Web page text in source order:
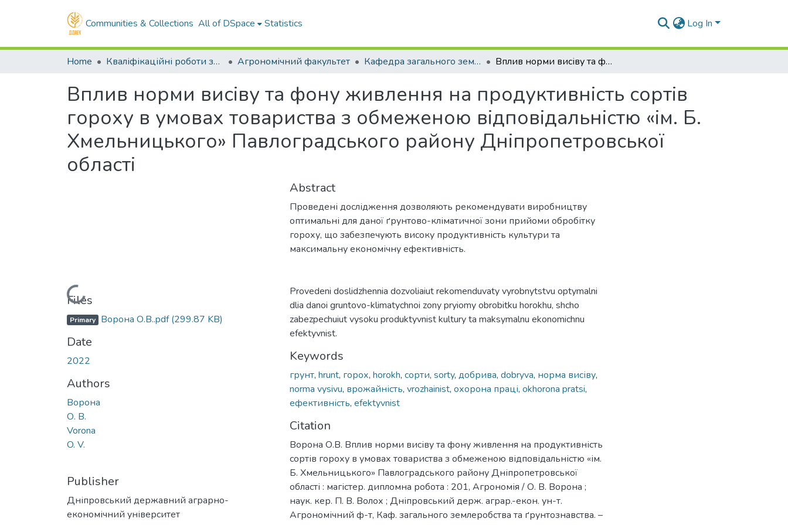
Communities & Collections All of DSpace Statistics Log In
Home Кваліфікаційні роботи здобувачів вищої освіти Агрономічний факультет Кафедра загального землеробства та ґрунтознавства . Магістри Вплив норми висіву та фону живлення на продуктивність сортів гороху в умовах товариства з обмеженою відповідальністю «ім. Б. Хмельницького» Павлоградського району Дніпропетровської області
Вплив норми висіву та фону живлення на продуктивність сортів
гороху в умовах товариства з обмеженою відповідальністю «ім. Б.
Хмельницького» Павлоградського району Дніпропетровської
області
Loading...
Files
Primary Ворона О.В..pdf(299.87 KB)
Date
2022
Authors
Ворона
О. В.
Vorona
O. V.
Publisher
Дніпровський державний аграрно-
економічний університет
Abstract
Проведені дослідження дозволяють рекомендувати виробництву
оптимальні для даної ґрунтово-кліматичної зони прийоми обробітку
гороху, що забезпечують високу продуктивність культури та
максимальну економічну ефективність.
Provedeni doslidzhennia dozvoliaiut rekomenduvaty vyrobnytstvu optymalni
dlia danoi gruntovo-klimatychnoi zony pryiomy obrobitku horokhu, shcho
zabezpechuiut vysoku produktyvnist kultury ta maksymalnu ekonomichnu
efektyvnist.
Keywords
грунт, hrunt, горох, horokh, сорти, sorty, добрива, dobryva, норма висіву,
norma vysivu, врожайність, vrozhainist, охорона праці, okhorona pratsi,
ефективність, efektyvnist
Citation
Ворона О.В. Вплив норми висіву та фону живлення на продуктивність
сортів гороху в умовах товариства з обмеженою відповідальністю «ім.
Б. Хмельницького» Павлоградського району Дніпропетровської
області : магістер. дипломна робота : 201, Агрономія / О. В. Ворона ;
наук. кер. П. В. Волох ; Дніпровський держ. аграр.-екон. ун-т.
Агрономічний ф-т, Каф. загального землеробства та ґрунтознавства. –